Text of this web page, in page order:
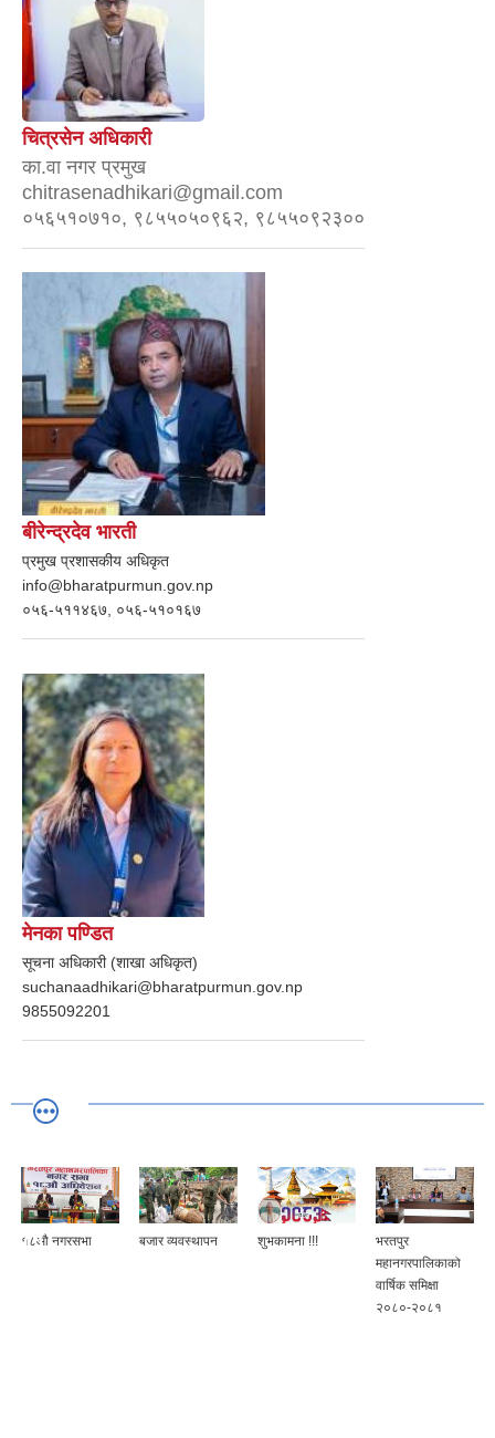
चित्रसेन अधिकारी
का.वा नगर प्रमुख
chitrasenadhikari@gmail.com
०५६५१०७१०, ९८५५०५०९६२, ९८५५०९२३००
बीरेन्द्रदेव भारती
प्रमुख प्रशासकीय अधिकृत
info@bharatpurmun.gov.np
०५६-५११४६७, ०५६-५१०१६७
मेनका पण्डित
सूचना अधिकारी (शाखा अधिकृत)
suchanaadhikari@bharatpurmun.gov.np
9855092201
१८औ नगरसभा बजार व्यवस्थापन शुभकामना !!!
भरतपुर
महानगरपालिकाको
वार्षिक समिक्षा
२०८०-२०८१